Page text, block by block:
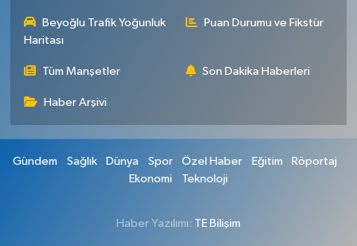
Beyoğlu Trafik Yoğunluk
Haritası
Puan Durumu ve Fikstür
Tüm Manşetler Son Dakika Haberleri
Haber Arşivi
Gündem Sağlık Dünya Spor Özel Haber Eğitim
Röportaj
Ekonomi
Teknoloji
Haber Yazılımı: TE Bilişim